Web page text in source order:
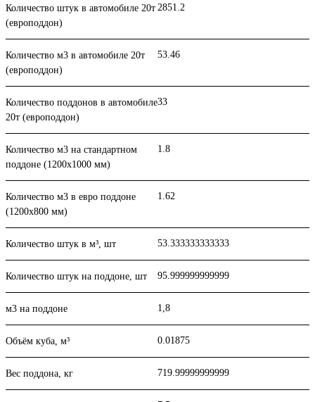
Количество штук в автомобиле 20т
(европоддон)
2851.2
Количество м3 в автомобиле 20т
(европоддон)
53.46
Количество поддонов в автомобиле
20т (европоддон)
33
Количество м3 на стандартном
поддоне (1200x1000 мм)
1.8
Количество м3 в евро поддоне
(1200x800 мм)
1.62
Количество штук в м³, шт 53.333333333333
Количество штук на поддоне, шт 95.999999999999
м3 на поддоне 1,8
Объём куба, м³ 0.01875
Вес поддона, кг 719.99999999999